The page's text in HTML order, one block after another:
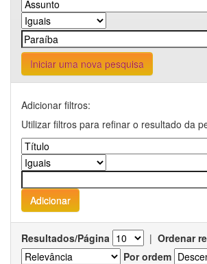
Iniciar uma nova pesquisa
Adicionar filtros:
Utilizar filtros para refinar o resultado da
Resultados/Página | Ordenar
Por ordem